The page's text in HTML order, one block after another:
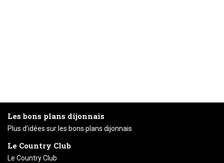
Les bons plans dijonnais
Plus d’idées sur les bons plans dijonnais
Le Country Club
Le Country Club